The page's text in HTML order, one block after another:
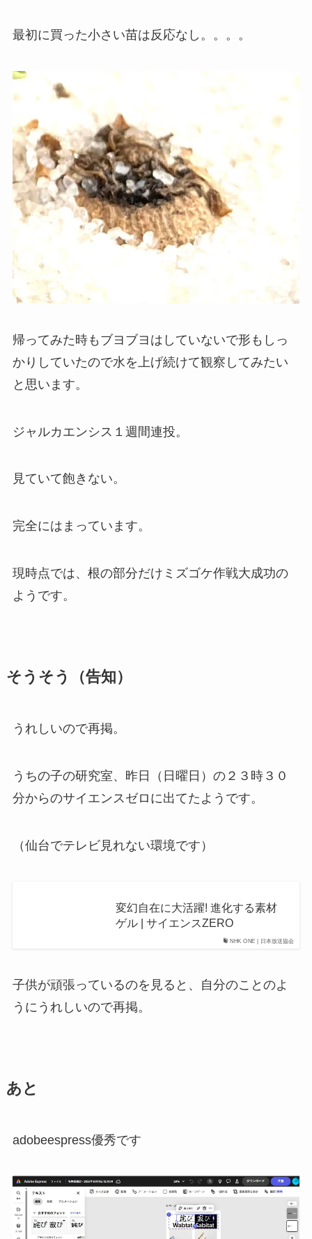
最初に買った小さい苗は反応なし。。。。
帰ってみた時もブヨブヨはしていないで形もしっ
かりしていたので水を上げ続けて観察してみたい
と思います。
ジャルカエンシス１週間連投。
見ていて飽きない。
完全にはまっています。
現時点では、根の部分だけミズゴケ作戦大成功の
ようです。
そうそう（告知）
うれしいので再掲。
うちの子の研究室、昨日（日曜日）の２３時３０
分からのサイエンスゼロに出てたようです。
（仙台でテレビ見れない環境です）
NHK ONE | 日本放送協会
変幻自在に大活躍! 進化する素材
ゲル | サイエンスZERO
子供が頑張っているのを見ると、自分のことのよ
うにうれしいので再掲。
あと
adobeespress優秀です